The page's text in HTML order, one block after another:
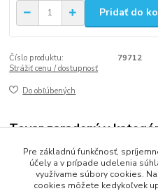
Pridať do
Číslo produktu:
79712
Strážiť cenu / dostupnosť
Do obľúbených
Tovar zaradený v
Jednorázový riad a doplnky
Pre základnú funkčnosť,
účely a v prípade udelenia
využívame súbory cookies.
cookies môžete kedykoľvek